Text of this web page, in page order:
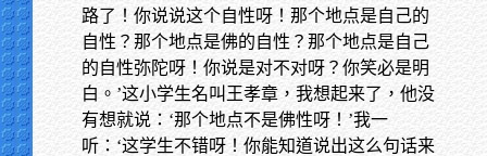
路了！你说说这个自性呀！那个地点是自己的
自性？那个地点是佛的自性？那个地点是自己
的自性弥陀呀！你说是对不对呀？你笑必是明
白。’这小学生名叫王孝章，我想起来了，他没
有想就说：‘那个地点不是佛性呀！’我一
听：‘这学生不错呀！你能知道说出这么句话来